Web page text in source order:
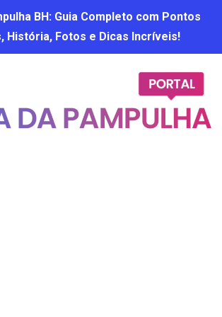
BH: Guia Completo com Pontos
História, Fotos e Dicas Incríveis!